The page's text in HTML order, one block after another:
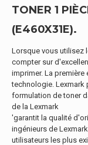
TONER 1
(E460X31E).
Lorsque vous utilisez
compter sur
imprimer. La
technologie. Lexmark
formulation de toner
de la Lexmark
'garantit la qualité
ingénieurs de
utilisateurs les plus